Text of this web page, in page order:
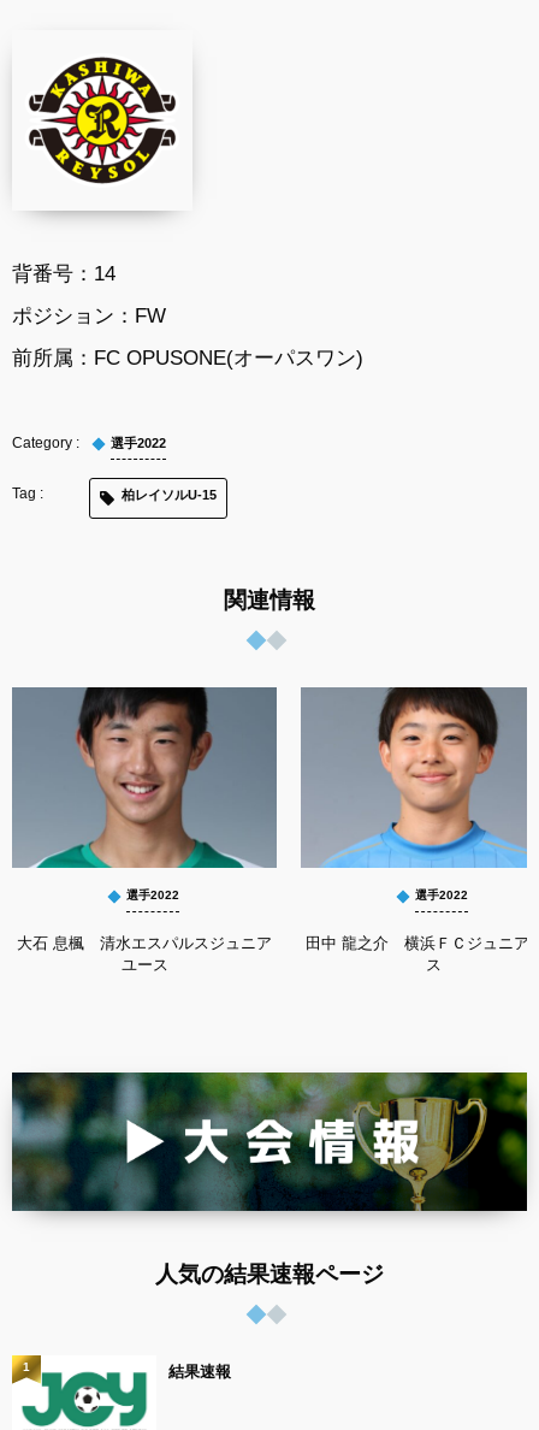
背番号：14
ポジション：FW
前所属： FC OPUSONE(オーパスワン)
選手2022
柏レイソルU-15
関連情報
選手2022
大石 息楓 清水エスパルスジュニア
ユース
選手2022
田中 龍之介 横浜ＦＣジュニア
ス
人気の結果速報ページ
結果速報
1